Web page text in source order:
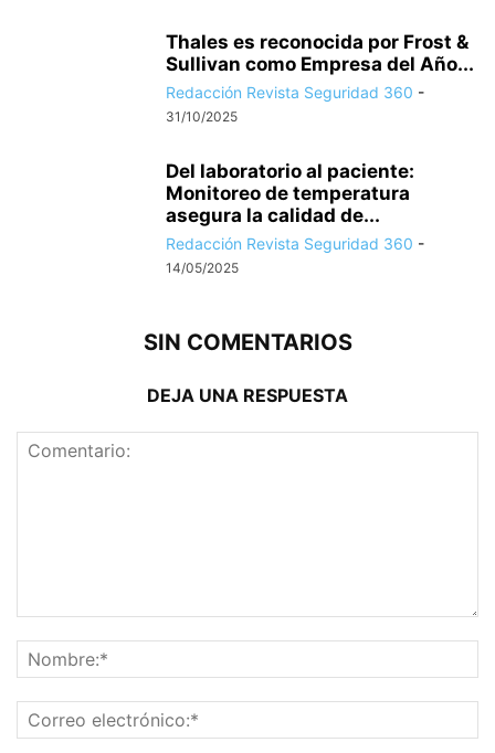
Thales es reconocida por Frost &
Sullivan como Empresa del Año...
Redacción Revista Seguridad 360 -
31/10/2025
Del laboratorio al paciente:
Monitoreo de temperatura
asegura la calidad de...
Redacción Revista Seguridad 360 -
14/05/2025
SIN COMENTARIOS
DEJA UNA RESPUESTA